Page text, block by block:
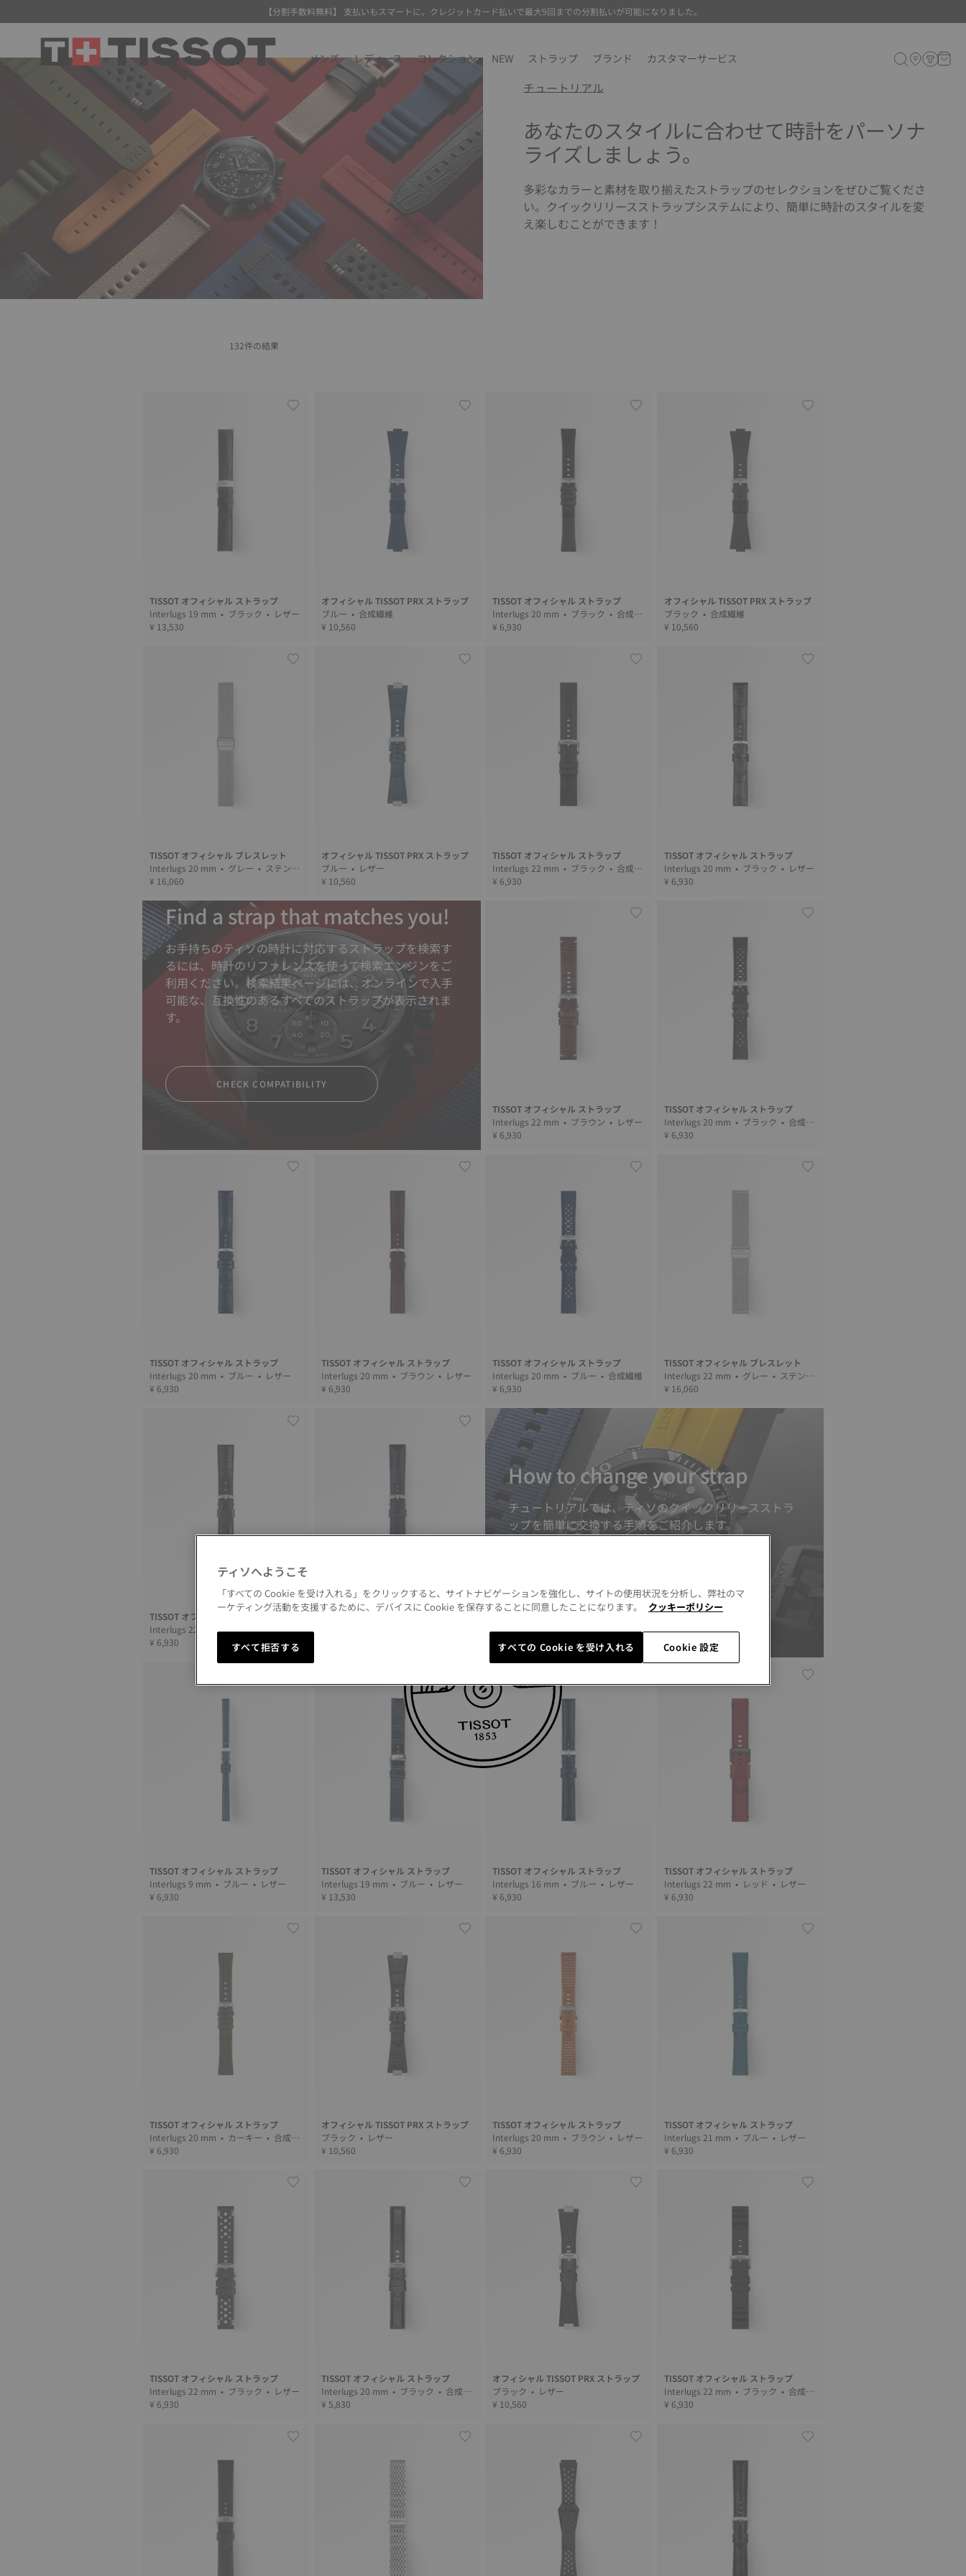
【分割手数料無料】 支払いもスマートに。クレジットカード払いで最大9回までの分割払いが可能になりました。
メンズ レディース コレクション NEW ストラップ ブランド カスタマーサービス
チュートリアル
あなたのスタイルに合わせて時計をパーソナ
ライズしましょう。
多彩なカラーと素材を取り揃えたストラップのセレクションをぜひご覧くださ
い。クイックリリースストラップシステムにより、簡単に時計のスタイルを変
え楽しむことができます！
132件の結果
TISSOT オフィシャル ストラップ
Interlugs 19 mm • ブラック • レザー
¥ 13,530
オフィシャル TISSOT PRX ストラップ
ブルー • 合成繊維
¥ 10,560
TISSOT オフィシャル ストラップ
Interlugs 20 mm • ブラック • 合成繊
維
¥ 6,930
オフィシャル TISSOT PRX ストラップ
ブラック • 合成繊維
¥ 10,560
TISSOT オフィシャル ブレスレット
Interlugs 20 mm • グレー • ステンレ
ススティール
¥ 16,060
オフィシャル TISSOT PRX ストラップ
ブルー • レザー
¥ 10,560
TISSOT オフィシャル ストラップ
Interlugs 22 mm • ブラック • 合成繊
維
¥ 6,930
TISSOT オフィシャル ストラップ
Interlugs 20 mm • ブラック • レザー
¥ 6,930
Find a strap that matches you!
お手持ちのティソの時計に対応するストラップを検索す
るには、時計のリファレンスを使って検索エンジンをご
利用ください。検索結果ページには、オンラインで入手
可能な、互換性のあるすべてのストラップが表示されま
す。
CHECK COMPATIBILITY
TISSOT オフィシャル ストラップ
Interlugs 22 mm • ブラウン • レザー
¥ 6,930
TISSOT オフィシャル ストラップ
Interlugs 20 mm • ブラック • 合成繊
維
¥ 6,930
TISSOT オフィシャル ストラップ
Interlugs 20 mm • ブルー • レザー
¥ 6,930
TISSOT オフィシャル ストラップ
Interlugs 20 mm • ブラウン • レザー
¥ 6,930
TISSOT オフィシャル ストラップ
Interlugs 20 mm • ブルー • 合成繊維
¥ 6,930
TISSOT オフィシャル ブレスレット
Interlugs 22 mm • グレー • ステンレ
ススティール
¥ 16,060
TISSOT オフィシャル ストラップ
Interlugs 22 mm • ブラック • レザー
¥ 6,930
How to change your strap
チュートリアルでは、ティソのクイックリリースストラ
ップを簡単に交換する手順をご紹介します。
DISCOVER
TISSOT オフィシャル ストラップ
Interlugs 9 mm • ブルー • レザー
¥ 6,930
TISSOT オフィシャル ストラップ
Interlugs 19 mm • ブルー • レザー
¥ 13,530
TISSOT オフィシャル ストラップ
Interlugs 16 mm • ブルー • レザー
¥ 6,930
TISSOT オフィシャル ストラップ
Interlugs 22 mm • レッド • レザー
¥ 6,930
TISSOT オフィシャル ストラップ
Interlugs 20 mm • カーキー • 合成繊
維
¥ 6,930
オフィシャル TISSOT PRX ストラップ
ブラック • レザー
¥ 10,560
TISSOT オフィシャル ストラップ
Interlugs 20 mm • ブラウン • レザー
¥ 6,930
TISSOT オフィシャル ストラップ
Interlugs 21 mm • ブルー • レザー
¥ 6,930
TISSOT オフィシャル ストラップ
Interlugs 22 mm • ブラック • レザー
¥ 6,930
TISSOT オフィシャル ストラップ
Interlugs 20 mm • ブラック • 合成繊
維
¥ 5,830
オフィシャル TISSOT PRX ストラップ
ブラック • レザー
¥ 10,560
TISSOT オフィシャル ストラップ
Interlugs 22 mm • ブラック • 合成繊
維
¥ 6,930
ティソへようこそ
「すべての Cookie を受け入れる」をクリックすると、サイトナビゲーションを強化し、サイトの使用状況を分析し、弊社のマ
ーケティング活動を支援するために、デバイスに Cookie を保存することに同意したことになります。
クッキーポリシー
Cookie 設定
すべて拒否する すべての Cookie を受け入れる